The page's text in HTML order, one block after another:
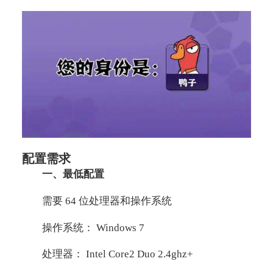
配置需求
一、最低配置
需要 64 位处理器和操作系统
操作系统： Windows 7
处理器： Intel Core2 Duo 2.4ghz+